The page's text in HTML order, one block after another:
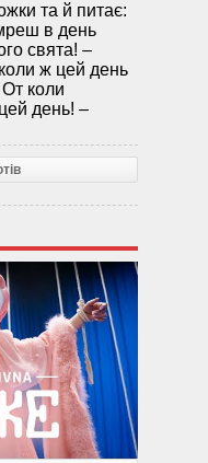
та й питає:
в день
свята! –
ж цей день
От коли
день! –